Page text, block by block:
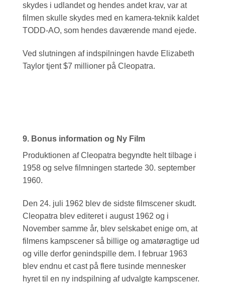
skydes i udlandet og hendes andet krav, var at
filmen skulle skydes med en kamera-teknik kaldet
TODD-AO, som hendes daværende mand ejede.
Ved slutningen af indspilningen havde Elizabeth
Taylor tjent $7 millioner på Cleopatra.
9. Bonus information og Ny Film
Produktionen af Cleopatra begyndte helt tilbage i
1958 og selve filmningen startede 30. september
1960.
Den 24. juli 1962 blev de sidste filmscener skudt.
Cleopatra blev editeret i august 1962 og i
November samme år, blev selskabet enige om, at
filmens kampscener så billige og amatøragtige ud
og ville derfor genindspille dem. I februar 1963
blev endnu et cast på flere tusinde mennesker
hyret til en ny indspilning af udvalgte kampscener.